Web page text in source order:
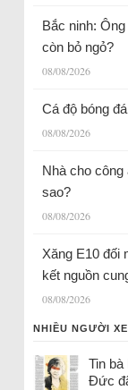
Bắc ninh:
còn bỏ ngỏ?
08/08/2026
Cá độ bóng
08/08/2026
Nhà cho công
sao?
08/08/2026
Xăng E10 đối
kết nguồn
08/08/2026
NHIỀU NGƯỜI
Tin bà
Đức